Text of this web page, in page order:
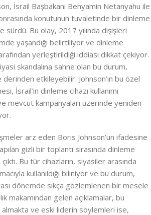
İsrail Başbakanı Benyamin Netanyahu ile
konutunun tuvaletinde bir dinleme
sürdü. Bu olay, 2017 yılında dışişleri
yaşandığı belirtiliyor ve dinleme
yerleştirildiği iddiası dikkat çekiyor.
skandalına sahne olan bu durum,
derinden etkileyebilir. Johnson’ın bu özel
İsrail’in dinleme cihazı kullanımı
mevcut kampanyaları üzerinde yeniden
arz eden Boris Johnson’un ifadesine
gizli bir toplantı sırasında dinleme
çıktı. Bu tür cihazların, siyasiler arasında
kullanıldığı biliniyor ve bu durum,
dönemde sıkça gözlemlenen bir mesele
makamından gelen açıklamalar, bu
almakta ve eski liderin söylemleri ise,